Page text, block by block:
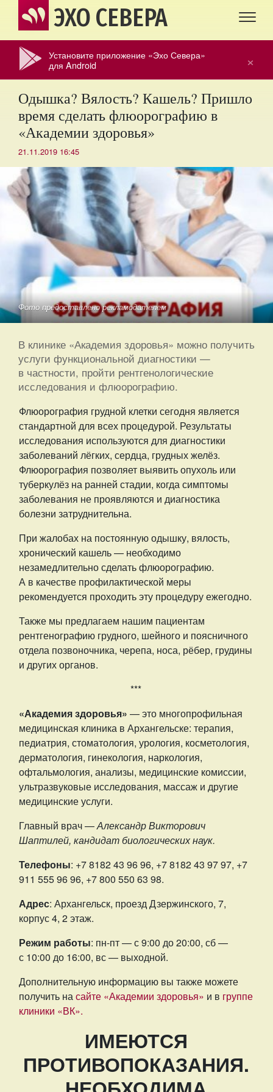
ЭХО СЕВЕРА
×
Установите приложение «Эхо Севера»
для Android
Одышка? Вялость? Кашель? Пришло
время сделать флюорографию в
«Академии здоровья»
21.11.2019 16:45
Фото предоставлено рекламодателем
В клинике «Академия здоровья» можно получить
услуги функциональной диагностики —
в частности, пройти рентгенологические
исследования и флюорографию.
Флюорография грудной клетки сегодня является
стандартной для всех процедурой. Результаты
исследования используются для диагностики
заболеваний лёгких, сердца, грудных желёз.
Флюорография позволяет выявить опухоль или
туберкулёз на ранней стадии, когда симптомы
заболевания не проявляются и диагностика
болезни затруднительна.
При жалобах на постоянную одышку, вялость,
хронический кашель — необходимо
незамедлительно сделать флюорографию.
А в качестве профилактической меры
рекомендуется проходить эту процедуру ежегодно.
Также мы предлагаем нашим пациентам
рентгенографию грудного, шейного и поясничного
отдела позвоночника, черепа, носа, рёбер, грудины
и других органов.
***
«Академия здоровья» — это многопрофильная
медицинская клиника в Архангельске: терапия,
педиатрия, стоматология, урология, косметология,
дерматология, гинекология, наркология,
офтальмология, анализы, медицинские комиссии,
ультразвуковые исследования, массаж и другие
медицинские услуги.
Главный врач —Александр Викторович
Шаптилей, кандидат биологических наук.
Телефоны: +7 8182 43 96 96, +7 8182 43 97 97, +7
911 555 96 96, +7 800 550 63 98.
Адрес: Архангельск, проезд Дзержинского, 7,
корпус 4, 2 этаж.
Режим работы: пн-пт — с 9:00 до 20:00, сб —
с 10:00 до 16:00, вс — выходной.
Дополнительную информацию вы также можете
получить насайте «Академии здоровья» и в группе
клиники «ВК».
ИМЕЮТСЯ
ПРОТИВОПОКАЗАНИЯ.